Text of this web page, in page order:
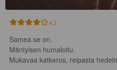
4.2
Samea se on.
Mäntyisen humaloitu.
Mukavaa katkeros, reipasta